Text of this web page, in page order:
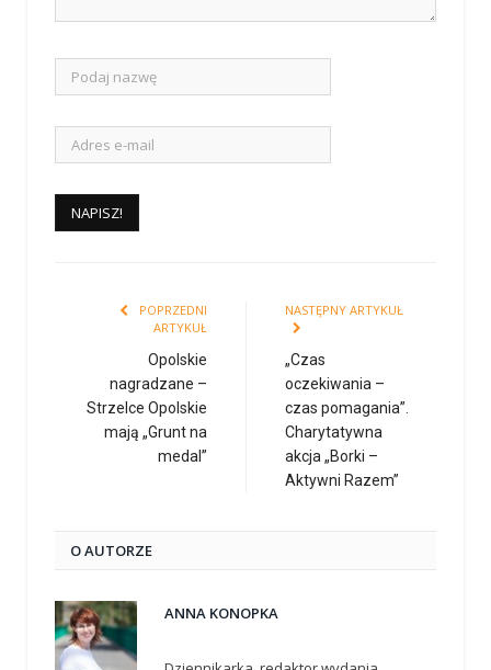
POPRZEDNI
ARTYKUŁ
Opolskie
nagradzane –
Strzelce Opolskie
mają „Grunt na
medal”
NASTĘPNY ARTYKUŁ
„Czas
oczekiwania –
czas pomagania”.
Charytatywna
akcja „Borki –
Aktywni Razem”
O AUTORZE
ANNA KONOPKA